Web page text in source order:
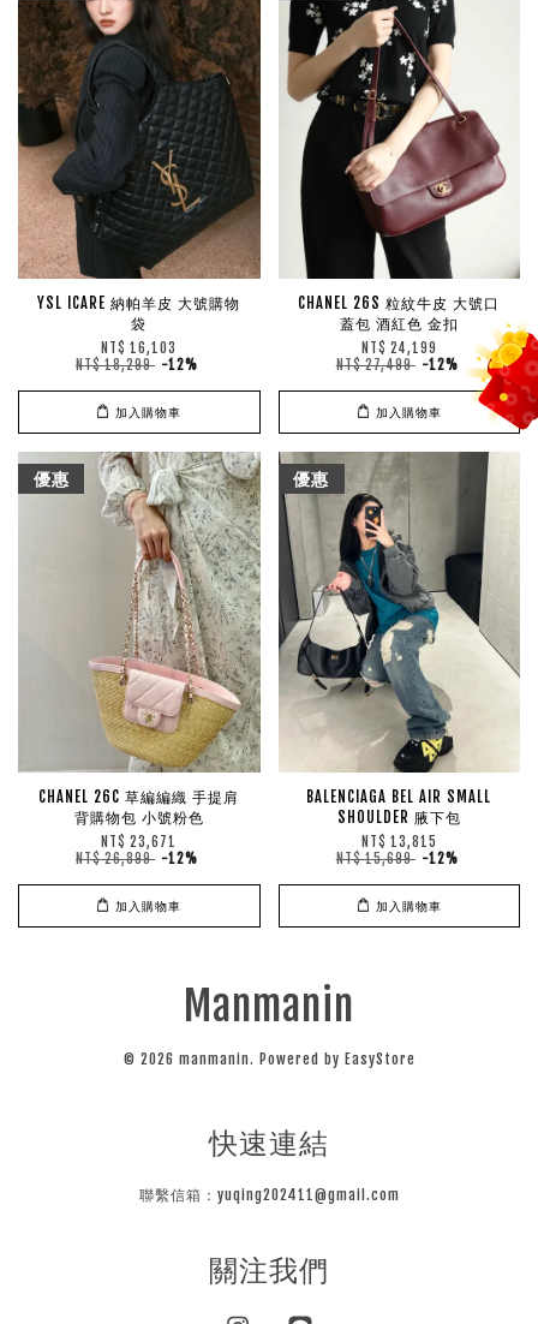
YSL ICARE 納帕羊皮 大號購物
袋
NT$ 16,103
NT$ 18,299 -12%
加入購物車
CHANEL 26S 粒紋牛皮 大號口
蓋包 酒紅色 金扣
NT$ 24,199
NT$ 27,499 -12%
加入購物車
優惠
CHANEL 26C 草編編織 手提肩
背購物包 小號粉色
NT$ 23,671
NT$ 26,899 -12%
加入購物車
優惠
BALENCIAGA BEL AIR SMALL
SHOULDER 腋下包
NT$ 13,815
NT$ 15,699 -12%
加入購物車
Manmanin
© 2026 manmanin. Powered by EasyStore
快速連結
聯繫信箱：yuqing202411@gmail.com
關注我們